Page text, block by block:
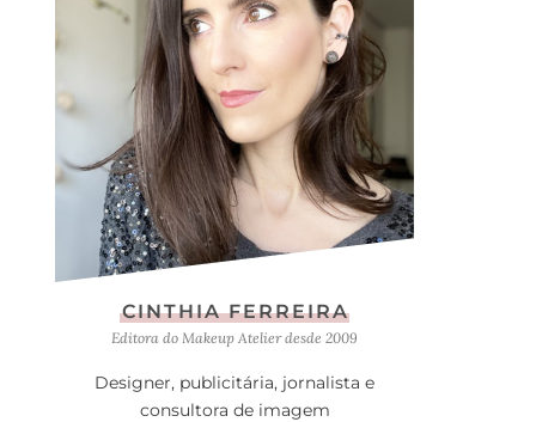
CINTHIA FERREIRA
Editora do Makeup Atelier desde 2009
Designer, publicitária, jornalista e
consultora de imagem